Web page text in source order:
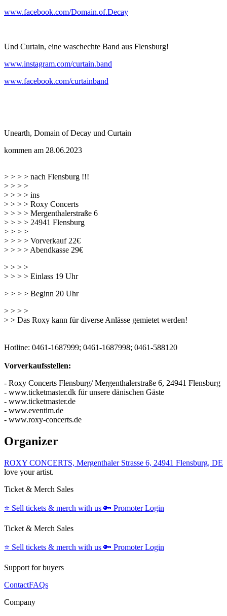
www.facebook.com/Domain.of.Decay
Und Curtain, eine waschechte Band aus Flensburg!
www.instagram.com/curtain.band
www.facebook.com/curtainband
Unearth, Domain of Decay und Curtain
kommen am 28.06.2023
> > > > nach Flensburg !!!
> > > >
> > > > ins
> > > > Roxy Concerts
> > > > Mergenthalerstraße 6
> > > > 24941 Flensburg
> > > >
> > > > Vorverkauf 22€
> > > > Abendkasse 29€
> > > >
> > > > Einlass 19 Uhr
> > > > Beginn 20 Uhr
> > > >
> > Das Roxy kann für diverse Anlässe gemietet werden!
Hotline: 0461-1687999; 0461-1687998; 0461-588120
Vorverkaufsstellen:
- Roxy Concerts Flensburg/ Mergenthalerstraße 6, 24941 Flensburg
- www.ticketmaster.dk für unsere dänischen Gäste
- www.ticketmaster.de
- www.eventim.de
- www.roxy-concerts.de
Organizer
ROXY CONCERTS, Mergenthaler Strasse 6, 24941 Flensburg, DE
love your artist.
Ticket & Merch Sales
⭐️ Sell tickets & merch with us 🔑 Promoter Login
Ticket & Merch Sales
⭐️ Sell tickets & merch with us 🔑 Promoter Login
Support for buyers
ContactFAQs
Company